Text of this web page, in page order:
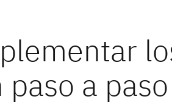
paso a paso